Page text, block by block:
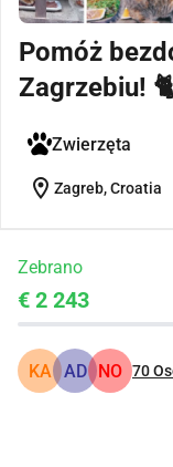
Pomóż
Zagrzebiu!
Zwierzęta
location_on Zagreb, Croatia
Zebrano
€ 2 243
KA AD NO 70